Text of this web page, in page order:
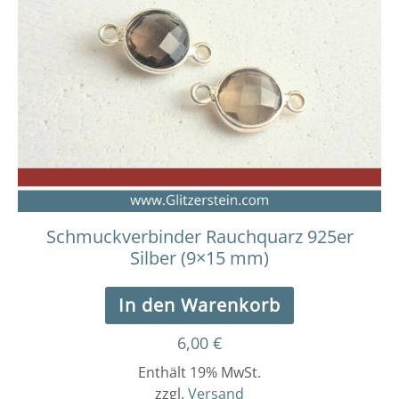
Schmuckverbinder Rauchquarz 925er
Silber (9×15 mm)
In den Warenkorb
6,00 €
Enthält 19% MwSt.
zzgl. Versand